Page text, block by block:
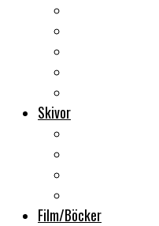
Skivor
Film/Böcker